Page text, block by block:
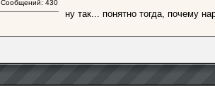
Сообщений: 430
ну так... понятно тогда, почему